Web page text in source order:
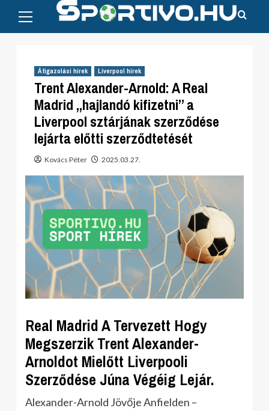
content
Menu
Átigazolási hírek Liverpool hírek
Trent Alexander-Arnold: A Real
Madrid „hajlandó kifizetni” a
Liverpool sztárjának szerződése
lejárta előtti szerződtetését
Kovács Péter 2025.03.27.
Real Madrid A Tervezett Hogy
Megszerzik Trent Alexander-
Arnoldot Mielőtt Liverpooli
Szerződése Júna Végéig Lejár.
Alexander-Arnold Jövője Anfielden –